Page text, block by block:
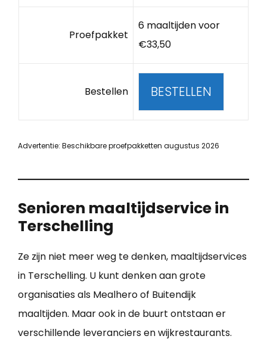
Proefpakket
6 maaltijden voor
€33,50
Bestellen BESTELLEN
Advertentie: Beschikbare proefpakketten augustus 2026
Senioren maaltijdservice in
Terschelling
Ze zijn niet meer weg te denken, maaltijdservices
in Terschelling. U kunt denken aan grote
organisaties als Mealhero of Buitendijk
maaltijden. Maar ook in de buurt ontstaan er
verschillende leveranciers en wijkrestaurants.